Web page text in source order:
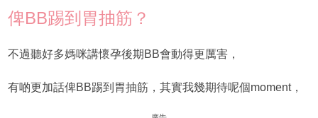
俾BB踢到胃抽筋？
不過聽好多媽咪講懷孕後期BB會動得更厲害，
有啲更加話俾BB踢到胃抽筋，其實我幾期待呢個moment，